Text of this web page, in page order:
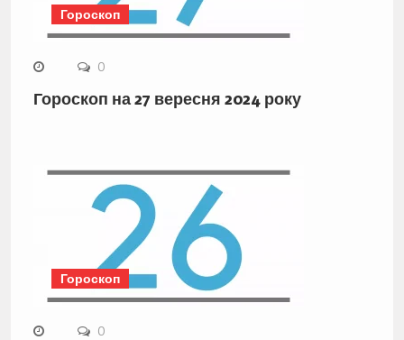
Гороскоп
0
Гороскоп на 27 вересня 2024 року
Гороскоп
0